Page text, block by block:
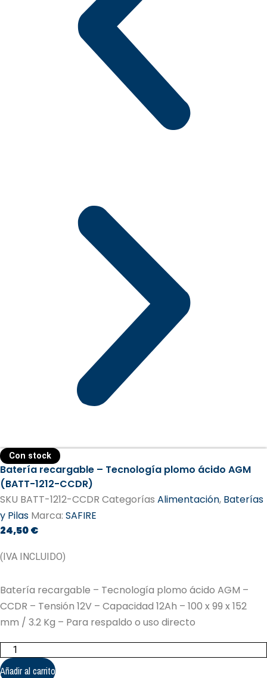
Con stock
Batería recargable – Tecnología plomo ácido AGM
(BATT-1212-CCDR)
SKU BATT-1212-CCDR Categorías Alimentación, Baterías
y Pilas Marca: SAFIRE
24,50€
(IVA INCLUIDO)
Batería recargable – Tecnología plomo ácido AGM –
CCDR – Tensión 12V – Capacidad 12Ah – 100 x 99 x 152
mm / 3.2 Kg – Para respaldo o uso directo
Batería
recargable
-
Tecnología
Añadir al carrito